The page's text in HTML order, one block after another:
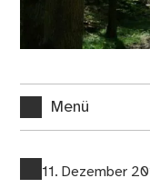
Menü
11. Dezember